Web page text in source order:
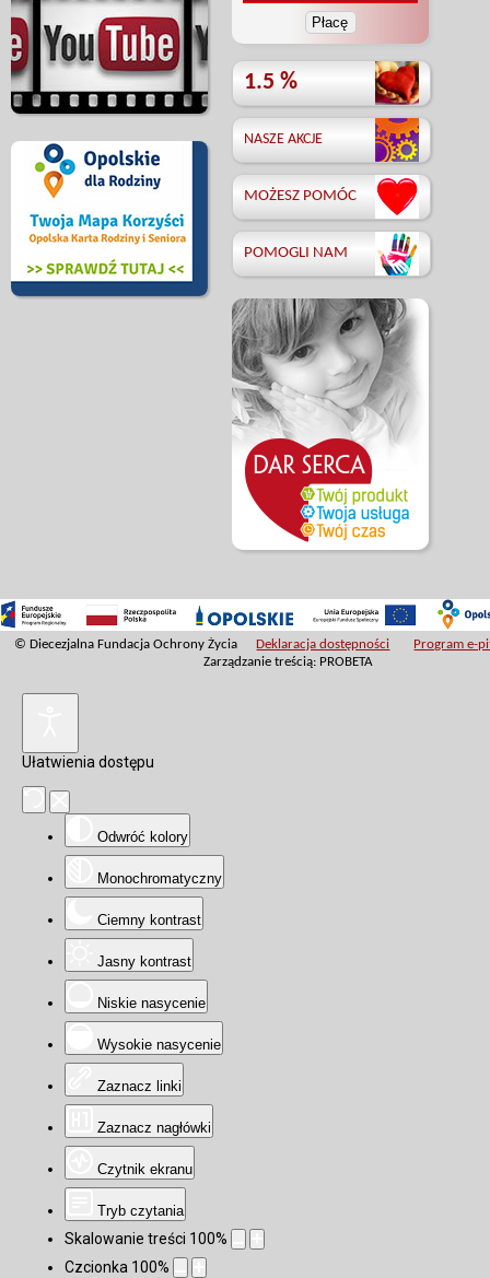
1.5 %
NASZE AKCJE
MOŻESZ POMÓC
POMOGLI NAM
© Diecezjalna Fundacja Ochrony Życia Deklaracja dostępności
Program e-
Zarządzanie treścią: PROBETA
Ułatwienia dostępu
Odwróć kolory
Monochromatyczny
Ciemny kontrast
Jasny kontrast
Niskie nasycenie
Wysokie nasycenie
Zaznacz linki
Zaznacz nagłówki
Czytnik ekranu
Tryb czytania
Skalowanie treści 100%
Czcionka 100%